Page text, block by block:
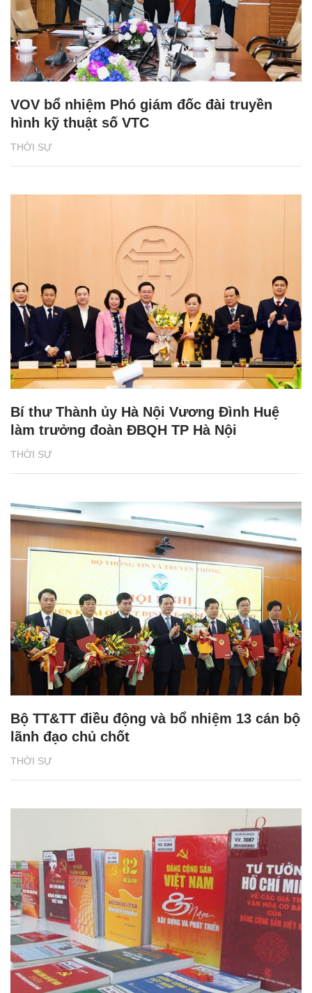
THỜI SỰ
VOV bổ nhiệm Phó giám đốc đài truyền
hình kỹ thuật số VTC
THỜI SỰ
Bí thư Thành ủy Hà Nội Vương Đình Huệ
làm trưởng đoàn ĐBQH TP Hà Nội
THỜI SỰ
Bộ TT&TT điều động và bổ nhiệm 13 cán bộ
lãnh đạo chủ chốt